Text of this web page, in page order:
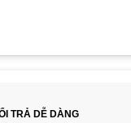
“Bàn phím +
TRẢ DỄ DÀNG